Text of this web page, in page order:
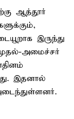
ஆத்தூர்
இருந்து
அமைச்சர்
இதனால்